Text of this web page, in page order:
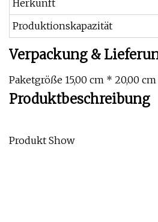
Herkunft
Produktionskapazität
Verpackung &
Paketgröße 15,00 cm * 20,00
Produktbeschreibung
Produkt Show